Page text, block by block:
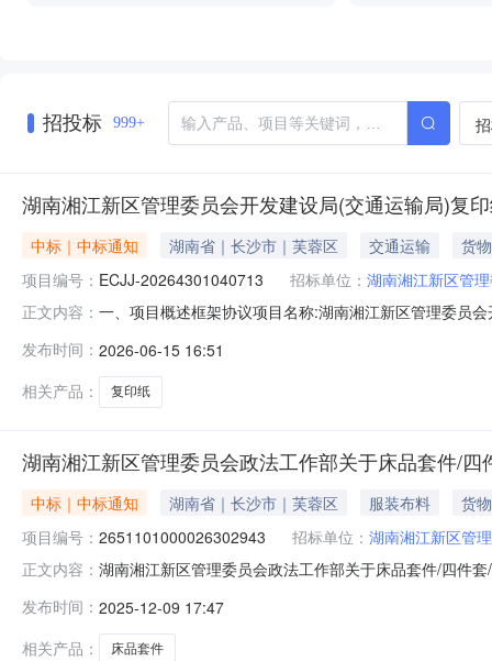
招投标 999+
湖南湘江新区管理委员会开发建设局(交通运输局)复
中标｜中标通知 湖南省｜长沙市｜芙蓉区 交通运输
货物
项目编号： ECJJ-20264301040713 招标单位： 湖南湘江新区管
正文内容： 一、项目概述框架协议项目名称:湖南湘江新区管理委员
发建设局（交通运输局）采购人地址:湖南省长沙市岳麓
发布时间： 2026-06-15 16:51
相关产品：
复印纸
湖南湘江新区管理委员会政法工作部关于床品套件/
中标｜中标通知 湖南省｜长沙市｜芙蓉区 服装布料
货物
项目编号： 2651101000026302943 招标单位： 湖南湘江新区管
正文内容： 湖南湘江新区管理委员会政法工作部关于床品套件/四件
所在行政区划名称：湖南省长沙市湖南湘江新区管理委
中
发布时间： 2025-12-09 17:47
相关产品：
床品套件